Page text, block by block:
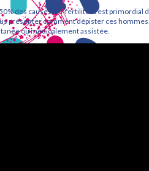
des causes d’infertilité. Il est
présenter comment dépister ces
ou médicalement assistée.